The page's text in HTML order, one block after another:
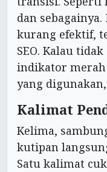
dan
kurang efektif,
SEO. Kalau
indikator merah
yang
Kalimat
Kelima,
kutipan
Satu kalimat